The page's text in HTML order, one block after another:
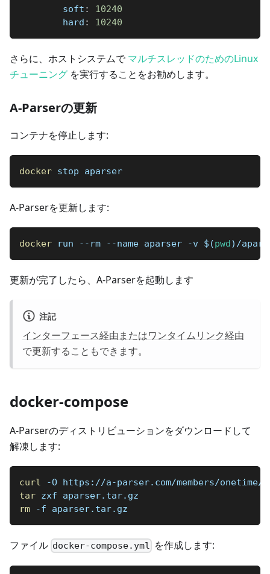
soft :
10240
hard : 10240
さらに、ホストシステムでマルチスレッドのためのLinux
チューニング を実行することをお勧めします。
A-Parserの更新
コンテナを停止します:
docker stop aparser
A-Parserを更新します:
docker run --rm --name aparser -v $(pwd) /
更新が完了したら、A-Parserを起動します
注記
インターフェース経由またはワンタイムリンク経由
で更新することもできます。
docker-compose
A-Parserのディストリビューションをダウンロードして
解凍します:
curl -O https://a-parser.com/members/onetime/
tar zxf aparser.tar.gz
rm -f aparser.tar.gz
ファイル docker-compose.yml を作成します: